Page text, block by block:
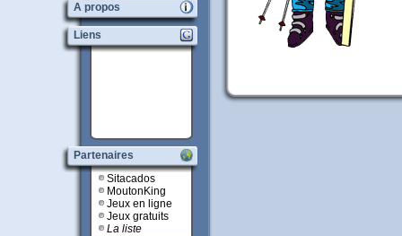
A propos
Liens
Partenaires
Sitacados
MoutonKing
Jeux en ligne
Jeux gratuits
La liste